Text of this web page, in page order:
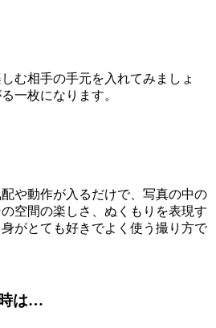
む相手の手元を入れてみましょ
一枚になります。
や動作が入るだけで、写真の中の
空間の楽しさ、ぬくもりを表現す
がとても好きでよく使う撮り方で
は…